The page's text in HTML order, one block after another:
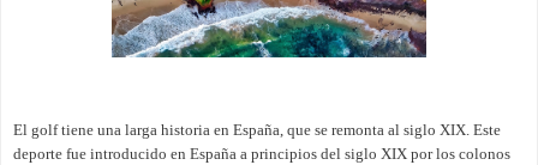
El golf tiene una larga historia en España, que se remonta al siglo XIX. Este
deporte fue introducido en España a principios del siglo XIX por los colonos